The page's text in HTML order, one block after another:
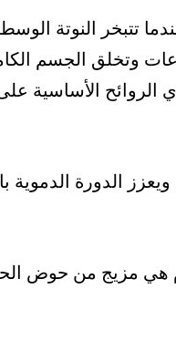
تتبخر النوتة
وتخلق الجسم
الروائح الأساسية
الدورة الدموية
هي مزيج من حوض